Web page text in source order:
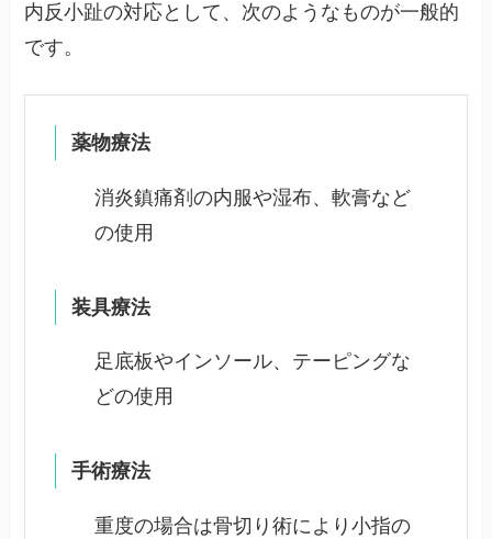
内反小趾の対応として、次のようなものが一般的
です。
薬物療法
消炎鎮痛剤の内服や湿布、軟膏など
の使用
装具療法
足底板やインソール、テーピングな
どの使用
手術療法
重度の場合は骨切り術により小指の